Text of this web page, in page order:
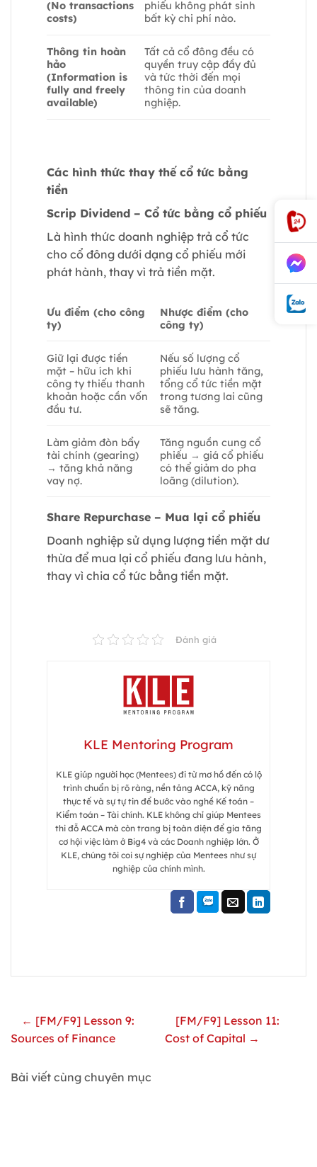
(No transactions
costs)
phiếu không phát sinh
bất kỳ chi phí nào.
Thông tin hoàn
hảo
(Information is
fully and freely
available)
Tất cả cổ đông đều có
quyền truy cập đầy đủ
và tức thời đến mọi
thông tin của doanh
nghiệp.
Các hình thức thay thế cổ tức bằng
tiền
Scrip Dividend – Cổ tức bằng cổ phiếu
Là hình thức doanh nghiệp trả cổ tức
cho cổ đông dưới dạng cổ phiếu mới
phát hành, thay vì trả tiền mặt.
Ưu điểm (cho công
ty)
Nhược điểm (cho
công ty)
Giữ lại được tiền
mặt – hữu ích khi
công ty thiếu thanh
khoản hoặc cần vốn
đầu tư.
Nếu số lượng cổ
phiếu lưu hành tăng,
tổng cổ tức tiền mặt
trong tương lai cũng
sẽ tăng.
Làm giảm đòn bẩy
tài chính (gearing)
→ tăng khả năng
vay nợ.
Tăng nguồn cung cổ
phiếu → giá cổ phiếu
có thể giảm do pha
loãng (dilution).
Share Repurchase – Mua lại cổ phiếu
Doanh nghiệp sử dụng lượng tiền mặt dư
thừa để mua lại cổ phiếu đang lưu hành,
thay vì chia cổ tức bằng tiền mặt.
Đánh giá
KLE Mentoring Program
KLE giúp người học (Mentees) đi từ mơ hồ đến có lộ
trình chuẩn bị rõ ràng, nền tảng ACCA, kỹ năng
thực tế và sự tự tin để bước vào nghề Kế toán –
Kiểm toán – Tài chính. KLE không chỉ giúp Mentees
thi đỗ ACCA mà còn trang bị toàn diện để gia tăng
cơ hội việc làm ở Big4 và các Doanh nghiệp lớn. Ở
KLE, chúng tôi coi sự nghiệp của Mentees như sự
nghiệp của chính mình.
← [FM/F9] Lesson 9:
Sources of Finance
[FM/F9] Lesson 11:
Cost of Capital →
Bài viết cùng chuyên mục